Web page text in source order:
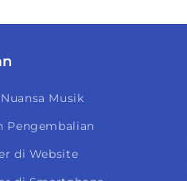
Musik
Pengembalian
di Website